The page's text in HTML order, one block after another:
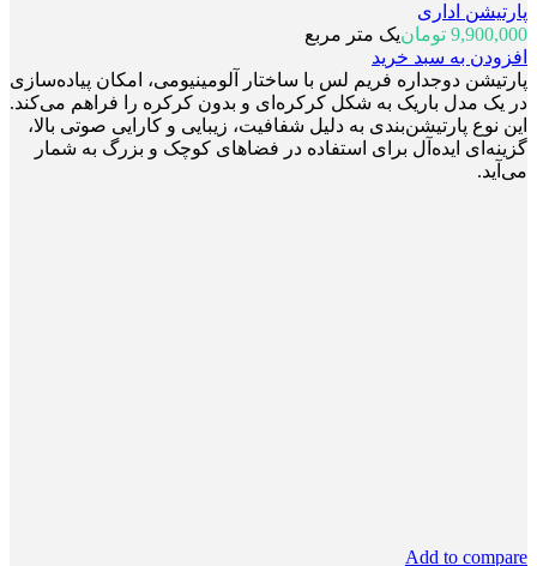
پارتیشن اداری
9,900,000 تومانیک متر مربع
افزودن به سبد خرید
پارتیشن دوجداره فریم لس با ساختار آلومینیومی، امکان پیاده‌سازی
در یک مدل باریک به شکل کرکره‌ای و بدون کرکره را فراهم می‌کند.
این نوع پارتیشن‌بندی به دلیل شفافیت، زیبایی و کارایی صوتی بالا،
گزینه‌ای ایده‌آل برای استفاده در فضاهای کوچک و بزرگ به شمار
می‌آید.
Add to compare